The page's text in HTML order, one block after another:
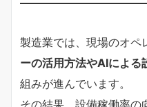
製造業では、現場のオペ
ーの活用方法やAIによる
組みが進んでいます。
その結果、設備稼働率の